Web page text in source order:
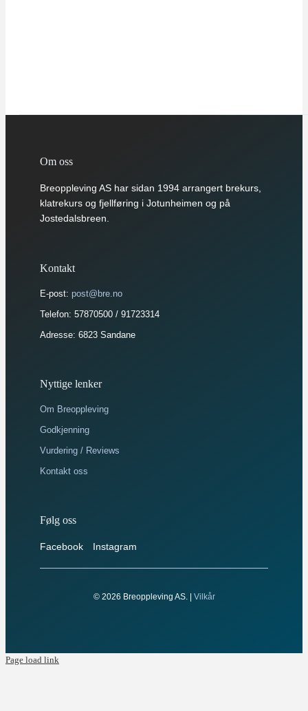
Om oss
Breoppleving AS har sidan 1994 arrangert brekurs,
klatrekurs og fjellføring i Jotunheimen og på
Jostedalsbreen.
Kontakt
E-post: post@bre.no
Telefon: 57870500 / 91723314
Adresse: 6823 Sandane
Nyttige lenker
Om Breoppleving
Godkjenning
Vurdering / Reviews
Kontakt oss
Følg oss
Facebook Instagram
© 2026 Breoppleving AS. | Vilkår
Page load link